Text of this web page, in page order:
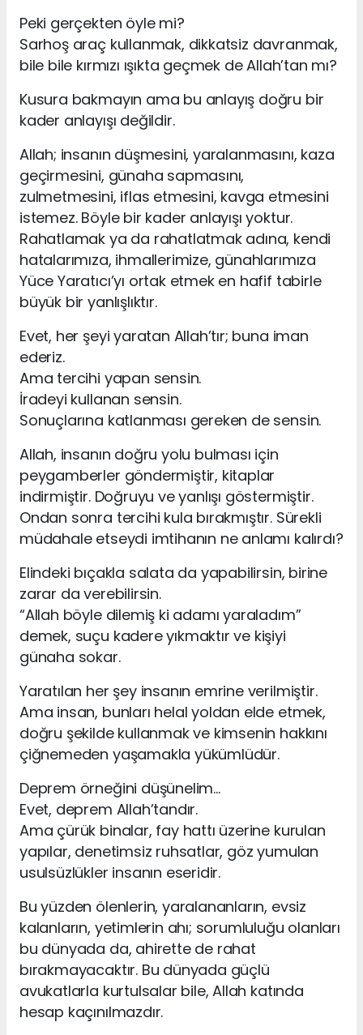
Peki gerçekten öyle mi?
Sarhoş araç kullanmak, dikkatsiz davranmak,
bile bile kırmızı ışıkta geçmek de Allah’tan mı?
Kusura bakmayın ama bu anlayış doğru bir
kader anlayışı değildir.
Allah; insanın düşmesini, yaralanmasını, kaza
geçirmesini, günaha sapmasını,
zulmetmesini, iflas etmesini, kavga etmesini
istemez. Böyle bir kader anlayışı yoktur.
Rahatlamak ya da rahatlatmak adına, kendi
hatalarımıza, ihmallerimize, günahlarımıza
Yüce Yaratıcı’yı ortak etmek en hafif tabirle
büyük bir yanlışlıktır.
Evet, her şeyi yaratan Allah’tır; buna iman
ederiz.
Ama tercihi yapan sensin.
İradeyi kullanan sensin.
Sonuçlarına katlanması gereken de sensin.
Allah, insanın doğru yolu bulması için
peygamberler göndermiştir, kitaplar
indirmiştir. Doğruyu ve yanlışı göstermiştir.
Ondan sonra tercihi kula bırakmıştır. Sürekli
müdahale etseydi imtihanın ne anlamı kalırdı?
Elindeki bıçakla salata da yapabilirsin, birine
zarar da verebilirsin.
“Allah böyle dilemiş ki adamı yaraladım”
demek, suçu kadere yıkmaktır ve kişiyi
günaha sokar.
Yaratılan her şey insanın emrine verilmiştir.
Ama insan, bunları helal yoldan elde etmek,
doğru şekilde kullanmak ve kimsenin hakkını
çiğnemeden yaşamakla yükümlüdür.
Deprem örneğini düşünelim…
Evet, deprem Allah’tandır.
Ama çürük binalar, fay hattı üzerine kurulan
yapılar, denetimsiz ruhsatlar, göz yumulan
usulsüzlükler insanın eseridir.
Bu yüzden ölenlerin, yaralananların, evsiz
kalanların, yetimlerin ahı; sorumluluğu olanları
bu dünyada da, ahirette de rahat
bırakmayacaktır. Bu dünyada güçlü
avukatlarla kurtulsalar bile, Allah katında
hesap kaçınılmazdır.